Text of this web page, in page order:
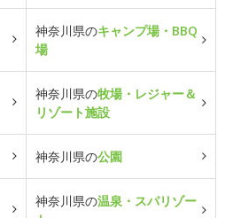
神奈川県のキャンプ場・BBQ
場
神奈川県の牧場・レジャー＆
リゾート施設
神奈川県の公園
神奈川県の温泉・スパリゾー